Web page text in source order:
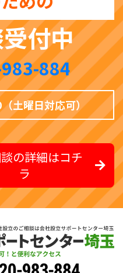
の詳細はコチ
ラ
付中
884
土曜日対応可）